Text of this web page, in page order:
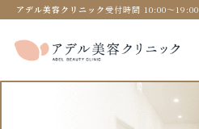
アデル美容クリニック受付時間 10:00〜19:00